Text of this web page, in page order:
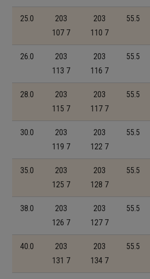
25.0
203
107 7
203
110 7
55.5
26.0
203
113 7
203
116 7
55.5
28.0
203
115 7
203
117 7
55.5
30.0
203
119 7
203
122 7
55.5
35.0
203
125 7
203
128 7
55.5
38.0
203
126 7
203
127 7
55.5
40.0
203
131 7
203
134 7
55.5